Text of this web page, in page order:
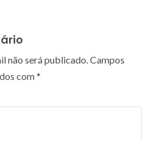
não será publicado.Campos
com*